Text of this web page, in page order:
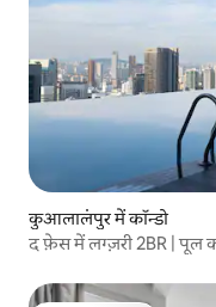
कुआलालंपुर में कॉन्डो
द फ़ेस में लग्ज़री 2BR | पूल